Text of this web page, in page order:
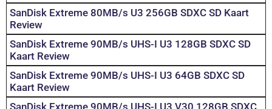
SanDisk Extreme 80MB/s U3 256GB SDXC SD Kaart
Review
SanDisk Extreme 90MB/s UHS-I U3 128GB SDXC SD
Kaart Review
SanDisk Extreme 90MB/s UHS-I U3 64GB SDXC SD
Kaart Review
SanDisk Extreme 90MB/s UHS-I U3 V30 128GB SDXC